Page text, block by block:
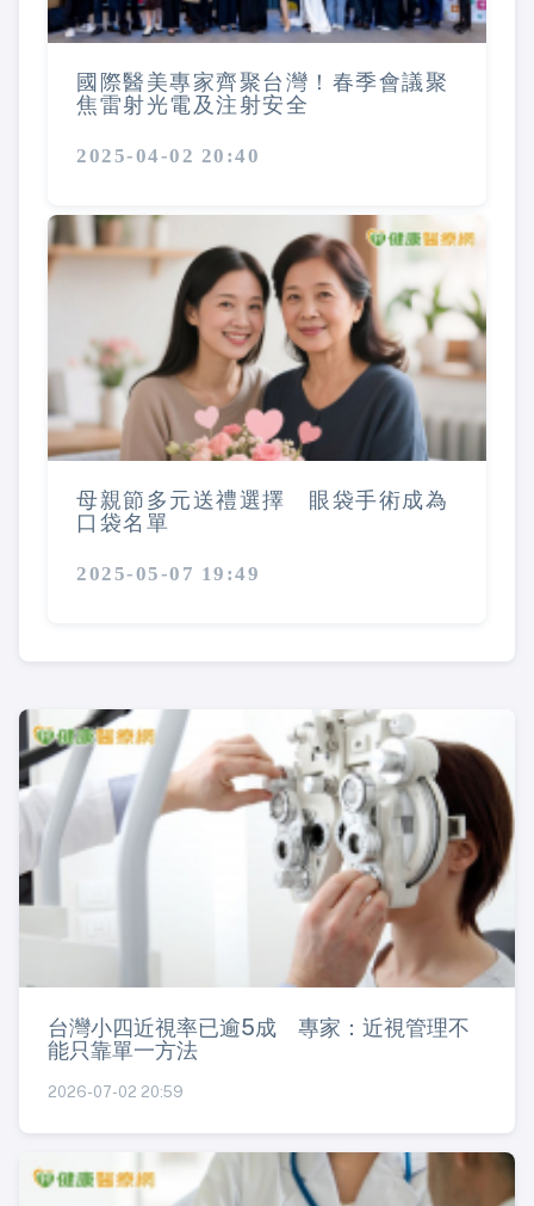
國際醫美專家齊聚台灣！春季會議聚
焦雷射光電及注射安全
2025-04-02 20:40
母親節多元送禮選擇 眼袋手術成為
口袋名單
2025-05-07 19:49
台灣小四近視率已逾5成 專家：近視管理不
能只靠單一方法
2026-07-02 20:59